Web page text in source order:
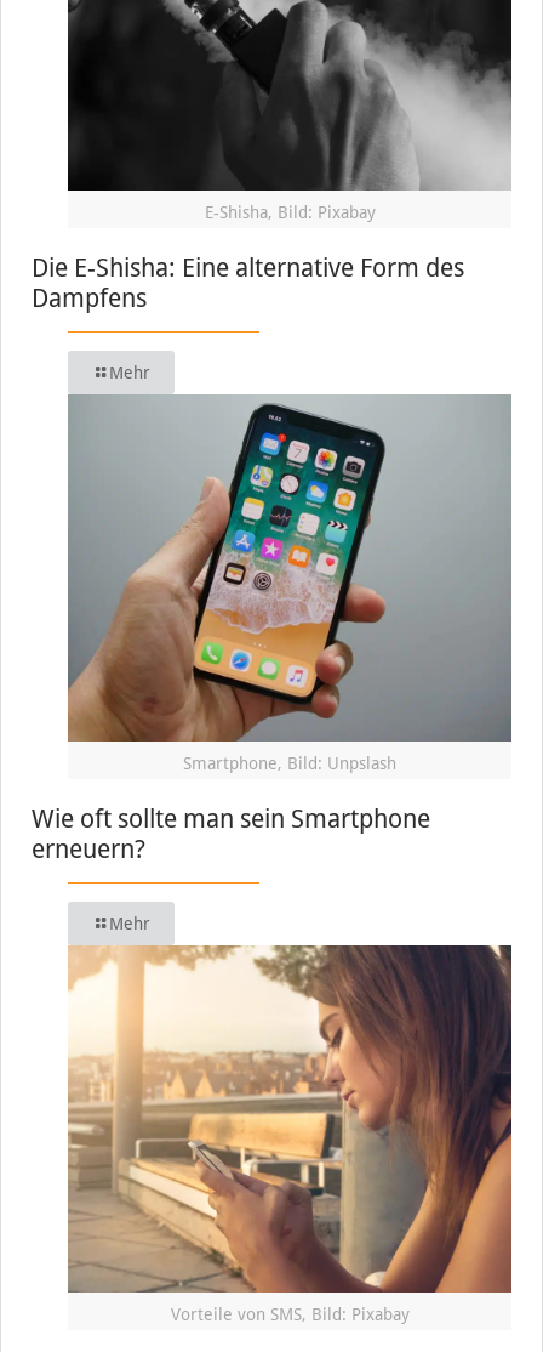
E-Shisha, Bild: Pixabay
Die E-Shisha: Eine alternative Form des
Dampfens
Mehr
Smartphone, Bild: Unpslash
Wie oft sollte man sein Smartphone
erneuern?
Mehr
Vorteile von SMS, Bild: Pixabay